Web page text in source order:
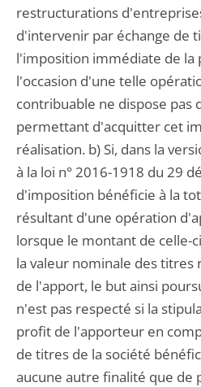
restructurations
d'intervenir par échange de
l'imposition immédiate de la
l'occasion d'une telle
contribuable ne dispose pas
permettant d'acquitter cet
réalisation. b) Si, dans la
à la loi n° 2016-1918 du 29
d'imposition bénéficie à la
résultant d'une opération
lorsque le montant de celle-
la valeur nominale des
de l'apport, le but ainsi
n'est pas respecté si la
profit de l'apporteur en
de titres de la société
aucune autre finalité que de